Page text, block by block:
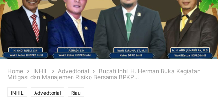
Home INHIL Advedtorial
Bupati Inhil H. Herman Buka Kegiatan
Mitigasi dan Manajemen Risiko Bersama BPKP...
INHIL Advedtorial Riau